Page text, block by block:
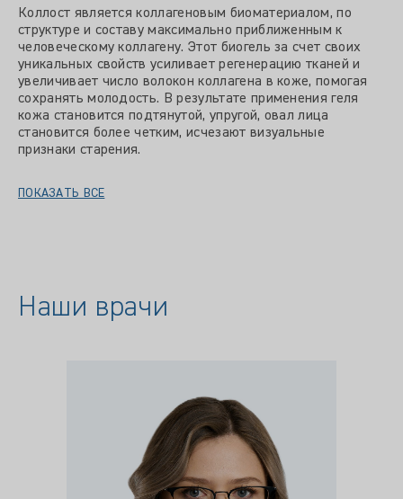
Коллост является коллагеновым биоматериалом, по
структуре и составу максимально приближенным к
человеческому коллагену. Этот биогель за счет своих
уникальных свойств усиливает регенерацию тканей и
увеличивает число волокон коллагена в коже, помогая
сохранять молодость. В результате применения геля
кожа становится подтянутой, упругой, овал лица
становится более четким, исчезают визуальные
признаки старения.
ПОКАЗАТЬ ВСЕ
Наши врачи